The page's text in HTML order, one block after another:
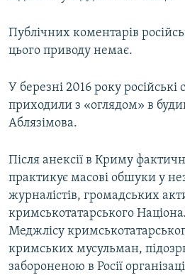
Публічних коментарів
цього приводу немає.
У березні 2016 року
приходили з «оглядом» в
Аблязімова.
Після анексії в Криму
практикує масові обшуки у
журналістів, громадських
кримськотатарського
Меджлісу
кримських мусульман,
забороненою в Росії